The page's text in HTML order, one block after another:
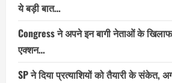
ये बड़ी बात…
Congress ने अपने इन बागी नेताओं के
एक्शन…
SP ने दिया प्रत्याशियों को तैयारी के संकेत,